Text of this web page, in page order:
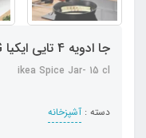
جا ادویه 4 تایی ایکیا IHÄRDIG
ikea Spice Jar- 15 cl
دسته : آشپزخانه